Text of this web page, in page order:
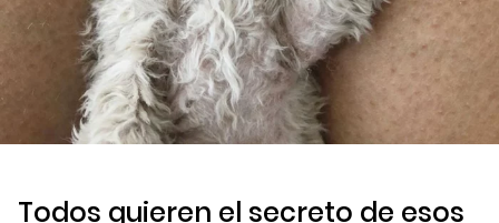
Todos quieren el secreto de esos